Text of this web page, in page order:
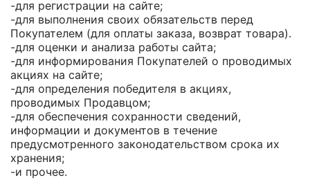
-для регистрации на сайте;
-для выполнения своих обязательств перед
Покупателем (для оплаты заказа, возврат товара).
-для оценки и анализа работы сайта;
-для информирования Покупателей о проводимых
акциях на сайте;
-для определения победителя в акциях,
проводимых Продавцом;
-для обеспечения сохранности сведений,
информации и документов в течение
предусмотренного законодательством срока их
хранения;
-и прочее.